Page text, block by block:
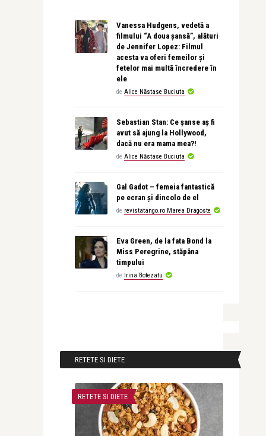
Vanessa Hudgens, vedetă a
filmului “A doua șansă”, alături
de Jennifer Lopez: Filmul
acesta va oferi femeilor și
fetelor mai multă încredere în
ele
de Alice Năstase Buciuta
Sebastian Stan: Ce șanse aș fi
avut să ajung la Hollywood,
dacă nu era mama mea?!
de Alice Năstase Buciuta
Gal Gadot – femeia fantastică
pe ecran și dincolo de el
de revistatango.ro Marea Dragoste
Eva Green, de la fata Bond la
Miss Peregrine, stăpâna
timpului
de Irina Botezatu
RETETE SI DIETE
RETETE SI DIETE